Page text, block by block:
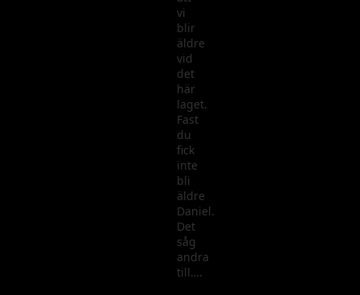
vi
blir
äldre
vid
det
här
laget.
Fast
du
fick
inte
bli
äldre
Daniel.
Det
såg
andra
till….